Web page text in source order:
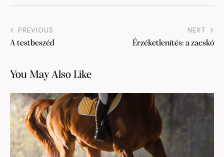
PREVIOUS
A testbeszéd
NEXT
Érzéketlenítés: a zacskó
You May Also Like